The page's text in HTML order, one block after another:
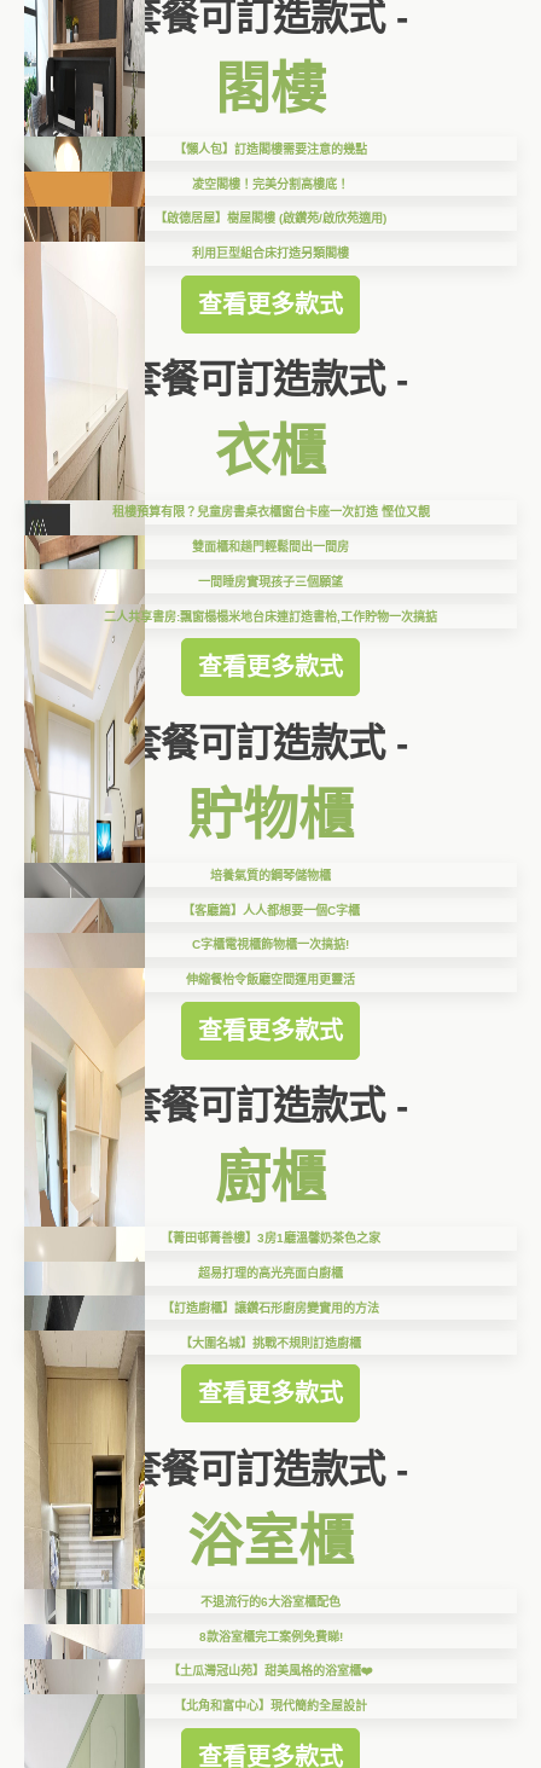
套餐可訂造款式 -
閣樓
【懶人包】訂造閣樓需要注意的幾點
凌空閣樓！完美分割高樓底！
【啟德居屋】樹屋閣樓 (啟鑽苑/啟欣苑適用)
利用巨型組合床打造另類閣樓
查看更多款式
套餐可訂造款式 -
衣櫃
租樓預算有限？兒童房書桌衣櫃窗台卡座一次訂造 慳位又靚
雙面櫃和趟門輕鬆間出一間房
一間睡房實現孩子三個願望
二人共享書房:飄窗榻榻米地台床連訂造書枱,工作貯物一次搞掂
查看更多款式
套餐可訂造款式 -
貯物櫃
培養氣質的鋼琴儲物櫃
【客廳篇】人人都想要一個C字櫃
C字櫃電視櫃飾物櫃一次搞掂!
伸縮餐枱令飯廳空間運用更靈活
查看更多款式
套餐可訂造款式 -
廚櫃
【菁田邨菁善樓】3房1廳溫馨奶茶色之家
超易打理的高光亮面白廚櫃
【訂造廚櫃】讓鑽石形廚房變實用的方法
【大圍名城】挑戰不規則訂造廚櫃
查看更多款式
套餐可訂造款式 -
浴室櫃
不退流行的6大浴室櫃配色
8款浴室櫃完工案例免費睇!
【土瓜灣冠山苑】甜美風格的浴室櫃❤️
【北角和富中心】現代簡約全屋設計
查看更多款式